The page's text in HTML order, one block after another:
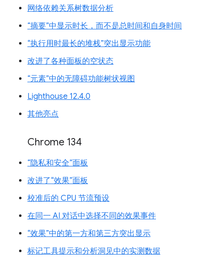
网络依赖关系树数据分析
“摘要”中显示时长，而不是总时间和自身时间
“执行用时最长的堆栈”突出显示功能
改进了各种面板的空状态
“元素”中的无障碍功能树状视图
Lighthouse 12.4.0
其他亮点
Chrome 134
“隐私和安全”面板
改进了“效果”面板
校准后的 CPU 节流预设
在同一 AI 对话中选择不同的效果事件
“效果”中的第一方和第三方突出显示
标记工具提示和分析洞见中的实测数据